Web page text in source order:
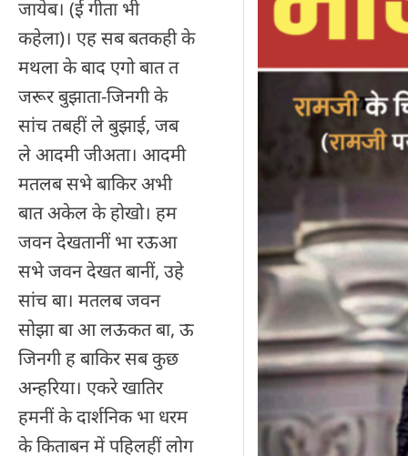
जायेब। (ई गीता भी
कहेला)। एह सब बतकही के
मथला के बाद एगो बात त
जरूर बुझाता-जिनगी के
सांच तबहीं ले बुझाई, जब
ले आदमी जीअता। आदमी
मतलब सभे बाकिर अभी
बात अकेल के होखो। हम
जवन देखतानीं भा रऊआ
सभे जवन देखत बानीं, उहे
सांच बा। मतलब जवन
सोझा बा आ लऊकत बा, ऊ
जिनगी ह बाकिर सब कुछ
अन्हरिया। एकरे खातिर
हमनीं के दार्शनिक भा धरम
के किताबन में पहिलहीं लोग